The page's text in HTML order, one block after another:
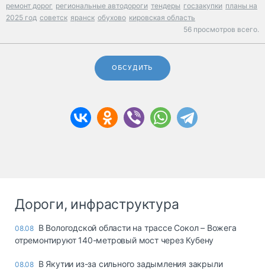
ремонт дорог региональные автодороги тендеры госзакупки планы на
2025 год советск яранск обухово кировская область
56 просмотров всего.
ОБСУДИТЬ
Дороги, инфраструктура
08.08 В Вологодской области на трассе Сокол – Вожега
отремонтируют 140-метровый мост через Кубену
08.08 В Якутии из-за сильного задымления закрыли